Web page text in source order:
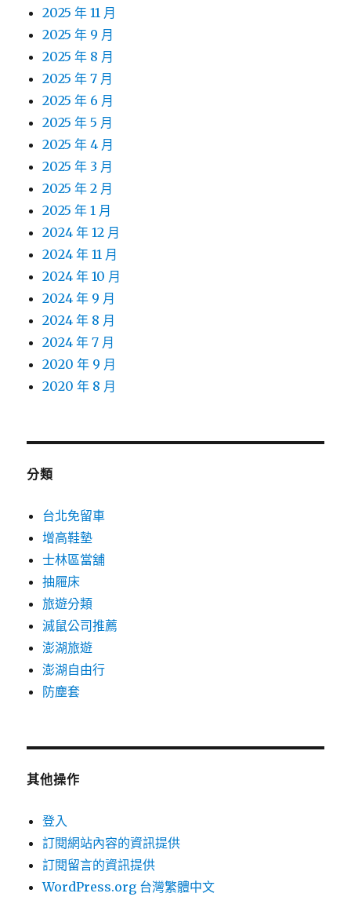
2025 年 11 月
2025 年 9 月
2025 年 8 月
2025 年 7 月
2025 年 6 月
2025 年 5 月
2025 年 4 月
2025 年 3 月
2025 年 2 月
2025 年 1 月
2024 年 12 月
2024 年 11 月
2024 年 10 月
2024 年 9 月
2024 年 8 月
2024 年 7 月
2020 年 9 月
2020 年 8 月
分類
台北免留車
增高鞋墊
士林區當舖
抽屜床
旅遊分類
滅鼠公司推薦
澎湖旅遊
澎湖自由行
防塵套
其他操作
登入
訂閱網站內容的資訊提供
訂閱留言的資訊提供
WordPress.org 台灣繁體中文